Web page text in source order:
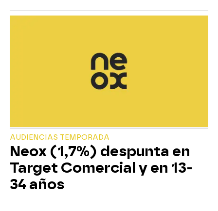
AUDIENCIAS TEMPORADA
Neox (1,7%) despunta en
Target Comercial y en 13-
34 años